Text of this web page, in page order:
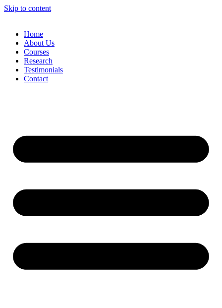
Skip to content
Home
About Us
Courses
Research
Testimonials
Contact